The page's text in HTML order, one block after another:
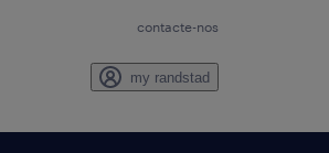
contacte-nos
my randstad